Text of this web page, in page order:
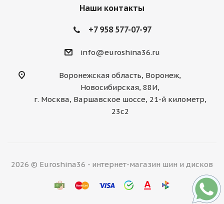
Наши контакты
+7 958 577-07-97
info@euroshina36.ru
Воронежская область, Воронеж,
Новосибирская, 88И,
г. Москва, Варшавское шоссе, 21-й километр,
23с2
2026 © Euroshina36 - интернет-магазин шин и дисков